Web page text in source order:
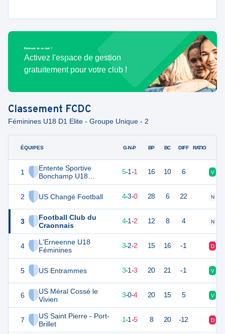
Bénévole de ce club ?
Activez l'espace de gestion
gratuitement pour votre club !
Classement FCDC
Féminines U18 D1 Elite - Groupe Unique - 2
ÉQUIPES
1
Entente Sportive
Bonchamp U18
Féminines
2
US Changé Football
3
Football Club du
Craonnais
4
L'Erneenne U18
Féminines
5 US Entrammes
6
US Méral Cossé le
Vivien
7
US Saint Pierre - Port-
Brillet
G-N-P BP BC DIFF RATIO
16 5-1-1 16 10 6 V
15 4-3-0 28 6 22 N
13 4-1-2 12 8 4 N
11 3-2-2 15 16 -1 D
3-1-3 20 21 -1 V
9 3-0-4 20 15 5 V
7 1-1-5 8 20 -12 D